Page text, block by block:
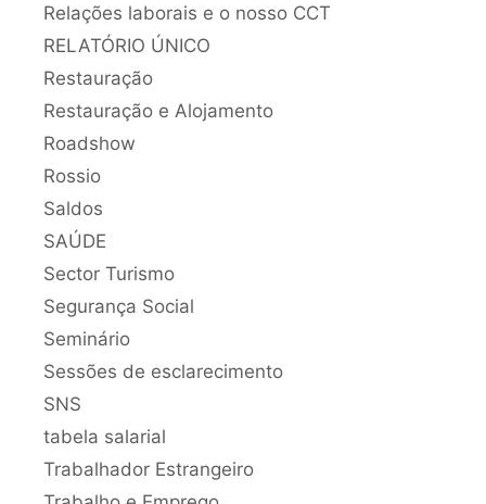
Relações laborais e o nosso CCT
RELATÓRIO ÚNICO
Restauração
Restauração e Alojamento
Roadshow
Rossio
Saldos
SAÚDE
Sector Turismo
Segurança Social
Seminário
Sessões de esclarecimento
SNS
tabela salarial
Trabalhador Estrangeiro